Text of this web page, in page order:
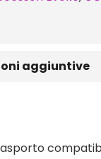
aggiuntive